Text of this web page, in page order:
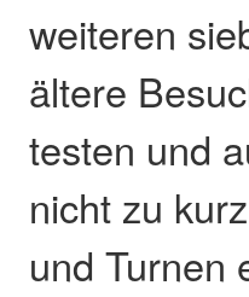
weiteren
ältere
testen und
nicht zu
und Turnen